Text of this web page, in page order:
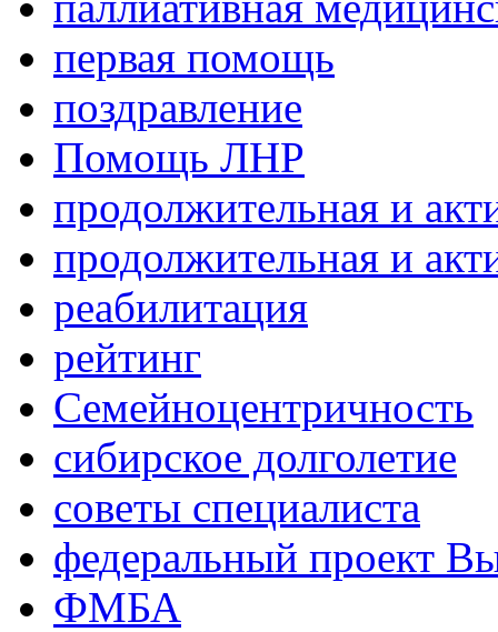
первая помощь
поздравление
Помощь ЛНР
продолжительная и
продолжительная и
реабилитация
рейтинг
Семейноцентричность
сибирское долголетие
советы специалиста
федеральный проект
ФМБА